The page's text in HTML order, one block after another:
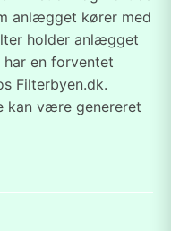
anlægget kører med
holder anlægget
en forventet
Filterbyen.dk.
kan være genereret